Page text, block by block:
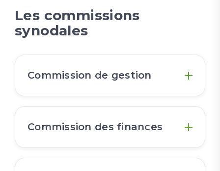
Les commissions
synodales
Commission de gestion
Commission des finances